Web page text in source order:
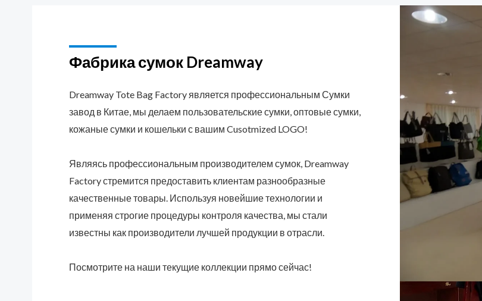
Фабрика сумок Dreamway
Dreamway Tote Bag Factory является профессиональным Сумки
завод в Китае, мы делаем пользовательские сумки, оптовые сумки,
кожаные сумки и кошельки с вашим Cusotmized LOGO!
Являясь профессиональным производителем сумок, Dreamway
Factory стремится предоставить клиентам разнообразные
качественные товары. Используя новейшие технологии и
применяя строгие процедуры контроля качества, мы стали
известны как производители лучшей продукции в отрасли.
Посмотрите на наши текущие коллекции прямо сейчас!